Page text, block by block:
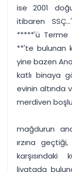
ise 2001
itibaren
*****'ü Terme
**'te bulunan
yine bazen
katlı binaya
evinin altında
merdiven
mağdurun
ırzına
livatada